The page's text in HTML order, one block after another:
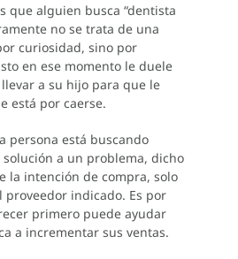
que alguien busca “dentista
no se trata de una
curiosidad, sino por
en ese momento le duele
a su hijo para que le
está por caerse.
persona está buscando
a un problema, dicho
la intención de compra, solo
proveedor indicado. Es por
primero puede ayudar
a incrementar sus ventas.